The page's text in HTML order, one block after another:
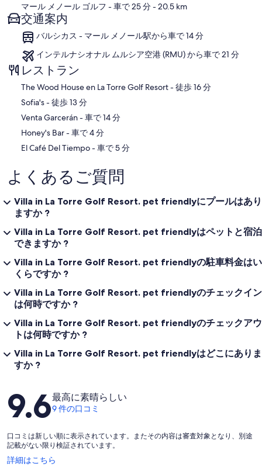
マール メノール ゴルフ - 車で 25 分- 20.5 km
交通案内
バルシカス - マール メノール駅から車で 14 分
インテルナシオナル ムルシア空港 (RMU) から車で 21 分
レストラン
‪The Wood House en La Torre Golf Resort - ‬徒歩 16 分
‪Sofia's - ‬徒歩 13 分
‪Venta Garcerán - ‬車で 14 分
‪Honey's Bar - ‬車で 4 分
‪El Café Del Tiempo - ‬車で 5 分
よくあるご質問
Villa in La Torre Golf Resort. pet friendlyにプールはあり
ますか ?
Villa in La Torre Golf Resort. pet friendlyはペットと宿泊
できますか ?
Villa in La Torre Golf Resort. pet friendlyの駐車料金はい
くらですか ?
Villa in La Torre Golf Resort. pet friendlyのチェックイン
は何時ですか ?
Villa in La Torre Golf Resort. pet friendlyのチェックアウ
トは何時ですか ?
Villa in La Torre Golf Resort. pet friendlyはどこにありま
すか ?
口
コ
9.6最高に素晴らしい
9 件の口コミ
口コミは新しい順に表示されています。またその内容は審査対象となり、別途
記載がない限り検証されています。
詳細はこちら
新